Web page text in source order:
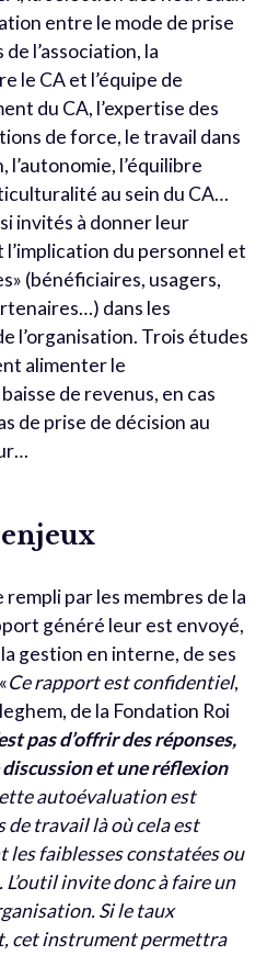
entre le mode de prise
l’association, la
le CA et l’équipe de
du CA, l’expertise des
de force, le travail dans
l’autonomie, l’équilibre
au sein du CA…
invités à donner leur
du personnel et
(bénéficiaires, usagers,
dans les
l’organisation. Trois études
alimenter le
de revenus, en cas
de prise de décision au
par les membres de la
généré leur est envoyé,
gestion en interne, de ses
Ce rapport est confidentiel,
de la Fondation Roi
pas d’offrir des réponses,
discussion et une réflexion
autoévaluation est
de travail là où cela est
les faiblesses constatées ou
invite donc à faire un
Si le taux
cet instrument permettra